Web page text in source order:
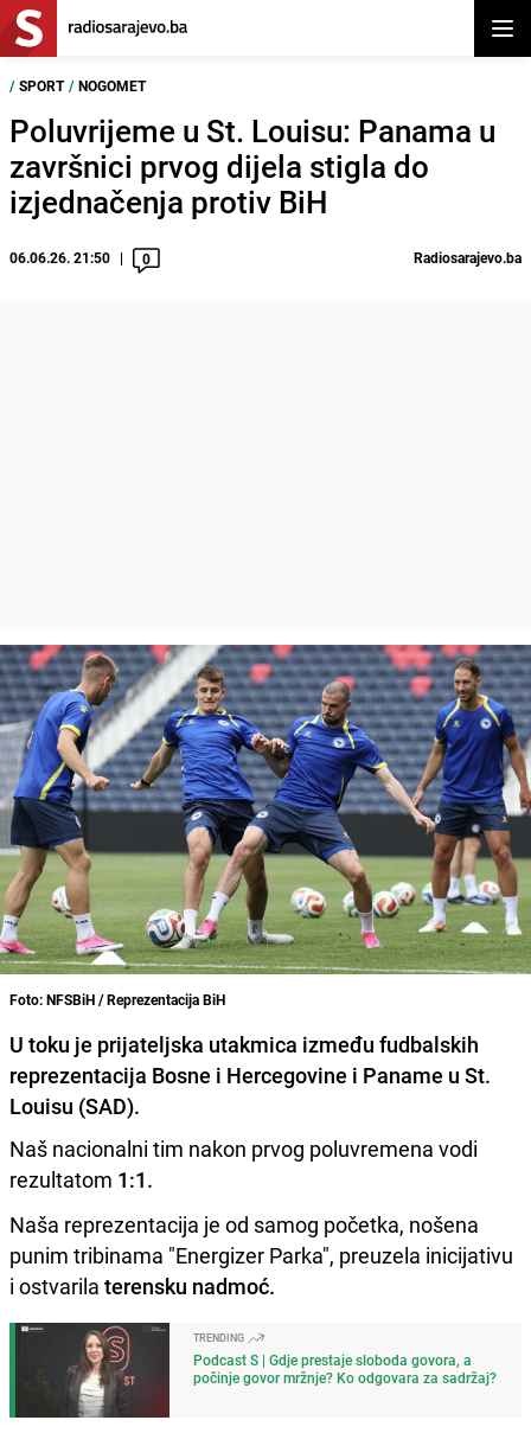
/ SPORT / NOGOMET
Poluvrijeme u St. Louisu: Panama u
završnici prvog dijela stigla do
izjednačenja protiv BiH
06.06.26. 21:50 0 Radiosarajevo.ba
Foto: NFSBiH / Reprezentacija BiH
U toku je prijateljska utakmica između fudbalskih
reprezentacija Bosne i Hercegovine i Paname u St.
Louisu (SAD).
Naš nacionalni tim nakon prvog poluvremena vodi
rezultatom 1:1.
Naša reprezentacija je od samog početka, nošena
punim tribinama "Energizer Parka", preuzela inicijativu
i ostvarila terensku nadmoć.
TRENDING
Podcast S | Gdje prestaje sloboda govora, a
počinje govor mržnje? Ko odgovara za sadržaj?